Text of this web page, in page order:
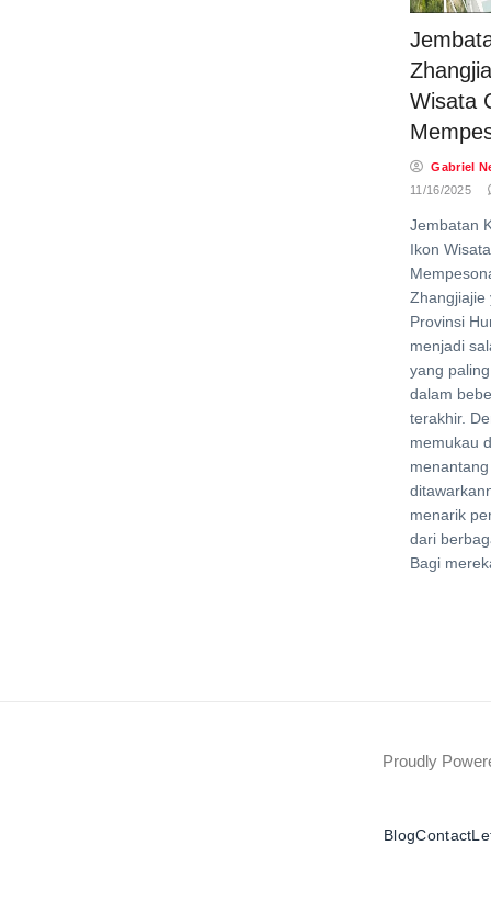
Wisata
Gabriel
11/16/2025
Jembatan
Ikon
Zhangjiajie
Provinsi
menjadi
yang
dalam
terakhir.
memukau
menarik
dari
Bagi
Proudly
BlogContact